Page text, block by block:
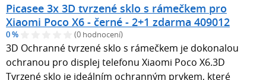
Picasee 3x 3D tvrzené sklo s rámečkem pro
Xiaomi Poco X6 - černé - 2+1 zdarma 409012
0 % (0 hodnocení)
3D Ochranné tvrzené sklo s rámečkem je dokonalou
ochranou pro displej telefonu Xiaomi Poco X6.3D
Tvrzené sklo je ideálním ochranným prvkem, které